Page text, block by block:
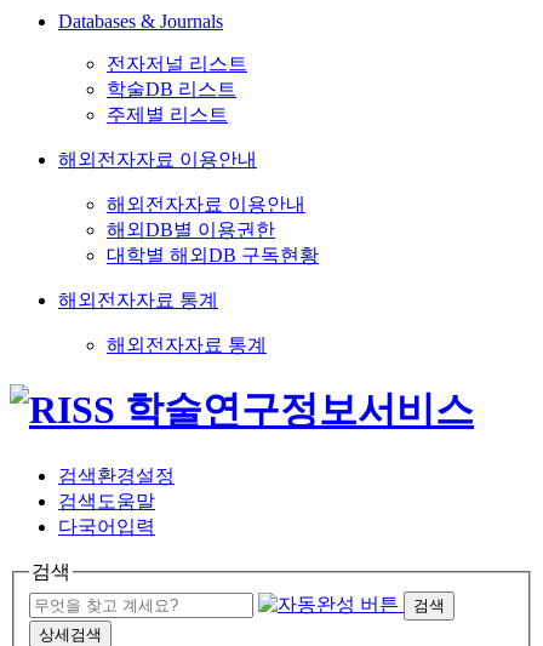
Databases & Journals
전자저널 리스트
학술DB 리스트
주제별 리스트
해외전자자료 이용안내
해외전자자료 이용안내
해외DB별 이용권한
대학별 해외DB 구독현황
해외전자자료 통계
해외전자자료 통계
검색환경설정
검색도움말
다국어입력
검색
검색
상세검색